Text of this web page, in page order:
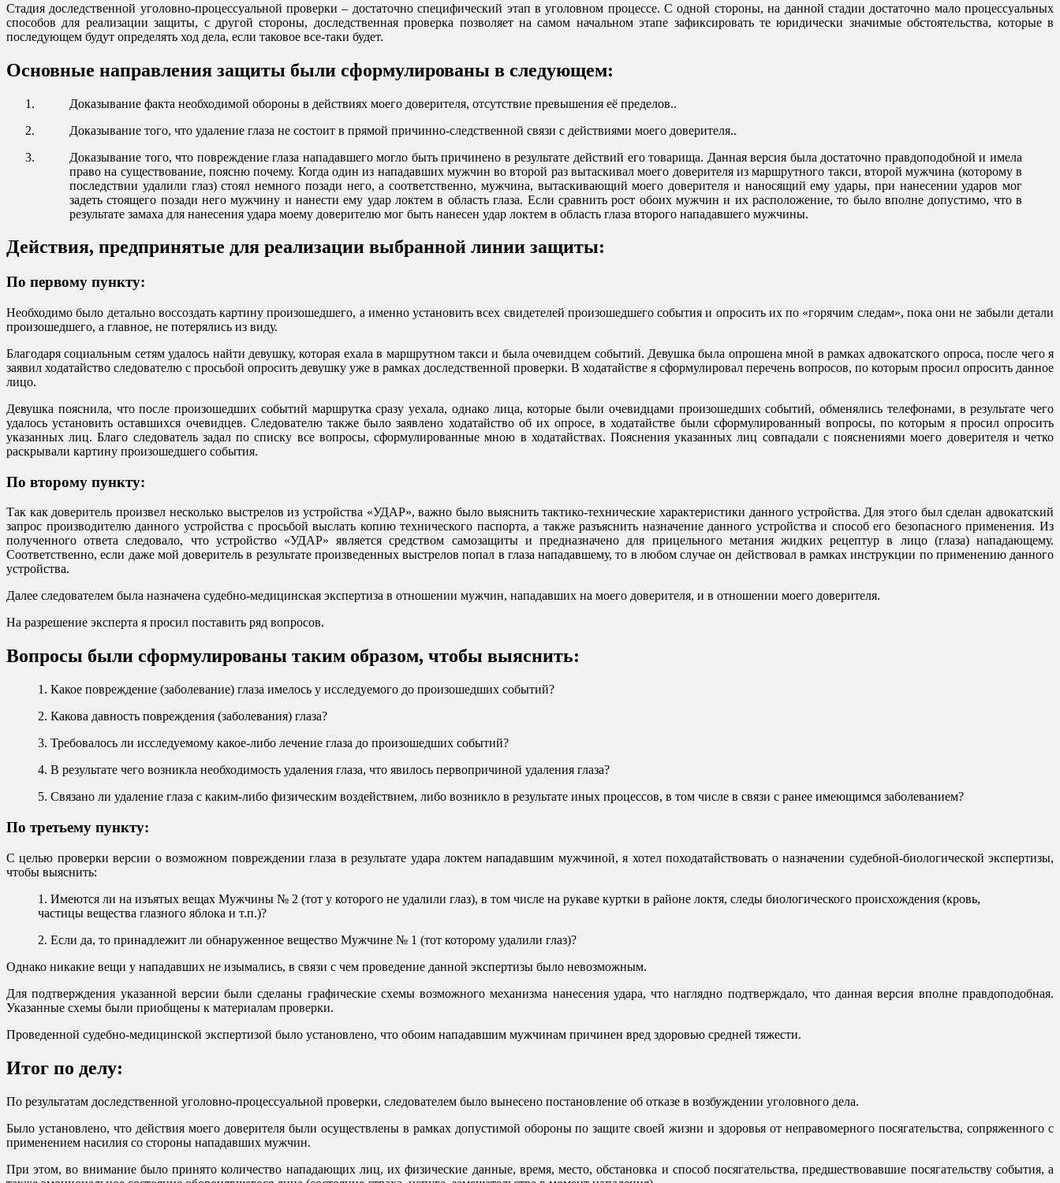
Стадия доследственной уголовно-процессуальной проверки – достаточно специфический этап в уголовном процессе. С одной стороны, на данной стадии достаточно мало процессуальных
способов для реализации защиты, с другой стороны, доследственная проверка позволяет на самом начальном этапе зафиксировать те юридически значимые обстоятельства, которые в
последующем будут определять ход дела, если таковое все-таки будет.
Основные направления защиты были сформулированы в следующем:
Доказывание факта необходимой обороны в действиях моего доверителя, отсутствие превышения её пределов..
Доказывание того, что удаление глаза не состоит в прямой причинно-следственной связи с действиями моего доверителя..
Доказывание того, что повреждение глаза нападавшего могло быть причинено в результате действий его товарища. Данная версия была достаточно правдоподобной и имела
право на существование, поясню почему. Когда один из нападавших мужчин во второй раз вытаскивал моего доверителя из маршрутного такси, второй мужчина (которому в
последствии удалили глаз) стоял немного позади него, а соответственно, мужчина, вытаскивающий моего доверителя и наносящий ему удары, при нанесении ударов мог
задеть стоящего позади него мужчину и нанести ему удар локтем в область глаза. Если сравнить рост обоих мужчин и их расположение, то было вполне допустимо, что в
результате замаха для нанесения удара моему доверителю мог быть нанесен удар локтем в область глаза второго нападавшего мужчины.
Действия, предпринятые для реализации выбранной линии защиты:
По первому пункту:
Необходимо было детально воссоздать картину произошедшего, а именно установить всех свидетелей произошедшего события и опросить их по «горячим следам», пока они не забыли детали
произошедшего, а главное, не потерялись из виду.
Благодаря социальным сетям удалось найти девушку, которая ехала в маршрутном такси и была очевидцем событий. Девушка была опрошена мной в рамках адвокатского опроса, после чего я
заявил ходатайство следователю с просьбой опросить девушку уже в рамках доследственной проверки. В ходатайстве я сформулировал перечень вопросов, по которым просил опросить данное
лицо.
Девушка пояснила, что после произошедших событий маршрутка сразу уехала, однако лица, которые были очевидцами произошедших событий, обменялись телефонами, в результате чего
удалось установить оставшихся очевидцев. Следователю также было заявлено ходатайство об их опросе, в ходатайстве были сформулированный вопросы, по которым я просил опросить
указанных лиц. Благо следователь задал по списку все вопросы, сформулированные мною в ходатайствах. Пояснения указанных лиц совпадали с пояснениями моего доверителя и четко
раскрывали картину произошедшего события.
По второму пункту:
Так как доверитель произвел несколько выстрелов из устройства «УДАР», важно было выяснить тактико-технические характеристики данного устройства. Для этого был сделан адвокатский
запрос производителю данного устройства с просьбой выслать копию технического паспорта, а также разъяснить назначение данного устройства и способ его безопасного применения. Из
полученного ответа следовало, что устройство «УДАР» является средством самозащиты и предназначено для прицельного метания жидких рецептур в лицо (глаза) нападающему.
Соответственно, если даже мой доверитель в результате произведенных выстрелов попал в глаза нападавшему, то в любом случае он действовал в рамках инструкции по применению данного
устройства.
Далее следователем была назначена судебно-медицинская экспертиза в отношении мужчин, нападавших на моего доверителя, и в отношении моего доверителя.
На разрешение эксперта я просил поставить ряд вопросов.
Вопросы были сформулированы таким образом, чтобы выяснить:
1. Какое повреждение (заболевание) глаза имелось у исследуемого до произошедших событий?
2. Какова давность повреждения (заболевания) глаза?
3. Требовалось ли исследуемому какое-либо лечение глаза до произошедших событий?
4. В результате чего возникла необходимость удаления глаза, что явилось первопричиной удаления глаза?
5. Связано ли удаление глаза с каким-либо физическим воздействием, либо возникло в результате иных процессов, в том числе в связи с ранее имеющимся заболеванием?
По третьему пункту:
С целью проверки версии о возможном повреждении глаза в результате удара локтем нападавшим мужчиной, я хотел походатайствовать о назначении судебной-биологической экспертизы,
чтобы выяснить:
1. Имеются ли на изъятых вещах Мужчины № 2 (тот у которого не удалили глаз), в том числе на рукаве куртки в районе локтя, следы биологического происхождения (кровь,
частицы вещества глазного яблока и т.п.)?
2. Если да, то принадлежит ли обнаруженное вещество Мужчине № 1 (тот которому удалили глаз)?
Однако никакие вещи у нападавших не изымались, в связи с чем проведение данной экспертизы было невозможным.
Для подтверждения указанной версии были сделаны графические схемы возможного механизма нанесения удара, что наглядно подтверждало, что данная версия вполне правдоподобная.
Указанные схемы были приобщены к материалам проверки.
Проведенной судебно-медицинской экспертизой было установлено, что обоим нападавшим мужчинам причинен вред здоровью средней тяжести.
Итог по делу:
По результатам доследственной уголовно-процессуальной проверки, следователем было вынесено постановление об отказе в возбуждении уголовного дела.
Было установлено, что действия моего доверителя были осуществлены в рамках допустимой обороны по защите своей жизни и здоровья от неправомерного посягательства, сопряженного с
применением насилия со стороны нападавших мужчин.
При этом, во внимание было принято количество нападающих лиц, их физические данные, время, место, обстановка и способ посягательства, предшествовавшие посягательству события, а